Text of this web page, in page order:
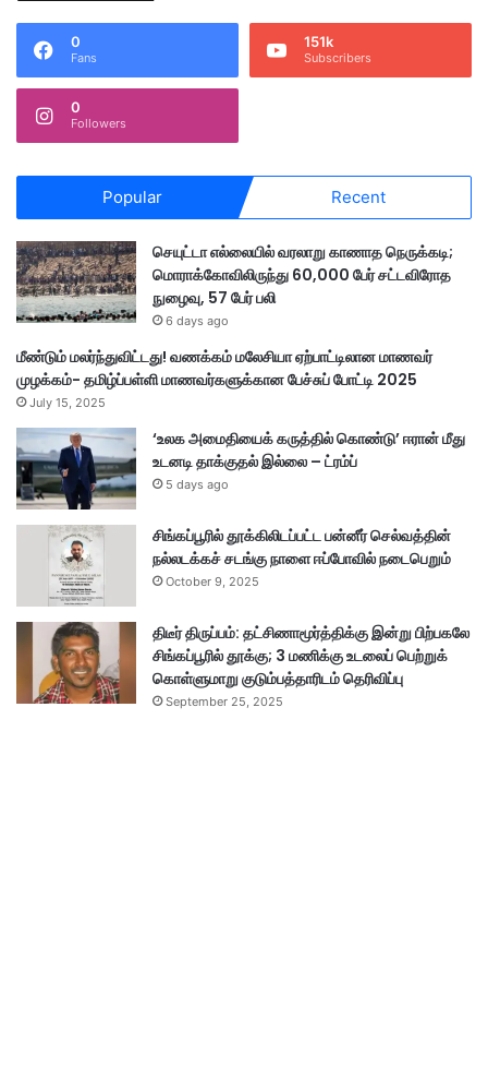
0
Fans
151k
Subscribers
0
Followers
Popular Recent
செயுட்டா எல்லையில் வரலாறு காணாத நெருக்கடி;
மொராக்கோவிலிருந்து 60,000 பேர் சட்டவிரோத
நுழைவு, 57 பேர் பலி
6 days ago
மீண்டும் மலர்ந்துவிட்டது! வணக்கம் மலேசியா ஏற்பாட்டிலான மாணவர்
முழக்கம்- தமிழ்ப்பள்ளி மாணவர்களுக்கான பேச்சுப் போட்டி 2025
July 15, 2025
‘உலக அமைதியைக் கருத்தில் கொண்டு’ ஈரான் மீது
உடனடி தாக்குதல் இல்லை – ட்ரம்ப்
5 days ago
சிங்கப்பூரில் தூக்கிலிடப்பட்ட பன்னீர் செல்வத்தின்
நல்லடக்கச் சடங்கு நாளை ஈப்போவில் நடைபெறும்
October 9, 2025
திடீர் திருப்பம்: தட்சிணாமூர்த்திக்கு இன்று பிற்பகலே
சிங்கப்பூரில் தூக்கு; 3 மணிக்கு உடலைப் பெற்றுக்
கொள்ளுமாறு குடும்பத்தாரிடம் தெரிவிப்பு
September 25, 2025